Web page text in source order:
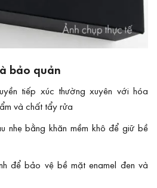
bảo quản
tiếp xúc thường xuyên với hóa
và chất tẩy rửa
nhẹ bằng khăn mềm khô để giữ bề
để bảo vệ bề mặt enamel đen và